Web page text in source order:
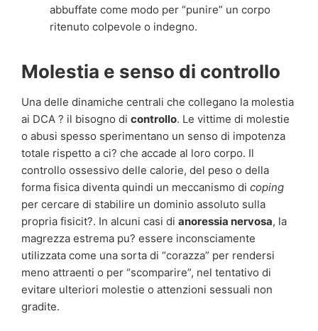
abbuffate come modo per “punire” un corpo
ritenuto colpevole o indegno.
Molestia e senso di controllo
Una delle dinamiche centrali che collegano la molestia
ai DCA ? il bisogno di controllo. Le vittime di molestie
o abusi spesso sperimentano un senso di impotenza
totale rispetto a ci? che accade al loro corpo. Il
controllo ossessivo delle calorie, del peso o della
forma fisica diventa quindi un meccanismo di coping
per cercare di stabilire un dominio assoluto sulla
propria fisicit?. In alcuni casi di anoressia nervosa, la
magrezza estrema pu? essere inconsciamente
utilizzata come una sorta di “corazza” per rendersi
meno attraenti o per “scomparire”, nel tentativo di
evitare ulteriori molestie o attenzioni sessuali non
gradite.